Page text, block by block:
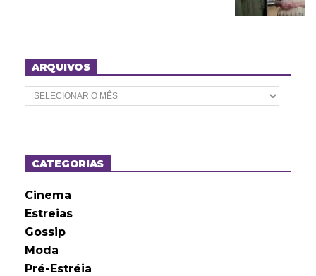
ARQUIVOS
A
r
o
sCATEGORIAS
Cinema
Estreias
Gossip
Moda
Pré-Estréia